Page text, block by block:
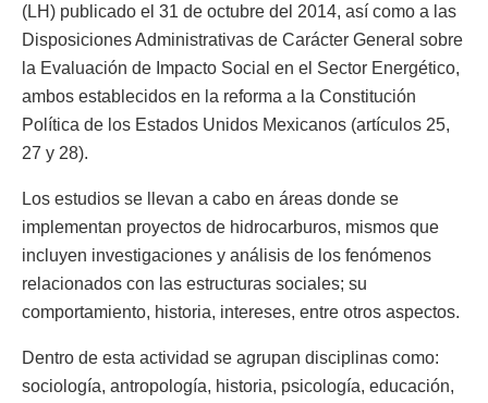
(LH) publicado el 31 de octubre del 2014, así como a las
Disposiciones Administrativas de Carácter General sobre
la Evaluación de Impacto Social en el Sector Energético,
ambos establecidos en la reforma a la Constitución
Política de los Estados Unidos Mexicanos (artículos 25,
27 y 28).
Los estudios se llevan a cabo en áreas donde se
implementan proyectos de hidrocarburos, mismos que
incluyen investigaciones y análisis de los fenómenos
relacionados con las estructuras sociales; su
comportamiento, historia, intereses, entre otros aspectos.
Dentro de esta actividad se agrupan disciplinas como:
sociología, antropología, historia, psicología, educación,